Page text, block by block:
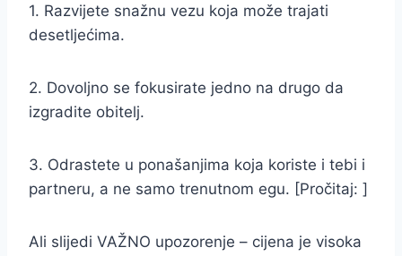
1. Razvijete snažnu vezu koja može trajati
desetljećima.
2. Dovoljno se fokusirate jedno na drugo da
izgradite obitelj.
3. Odrastete u ponašanjima koja koriste i tebi i
partneru, a ne samo trenutnom egu. [Pročitaj: ]
Ali slijedi VAŽNO upozorenje – cijena je visoka